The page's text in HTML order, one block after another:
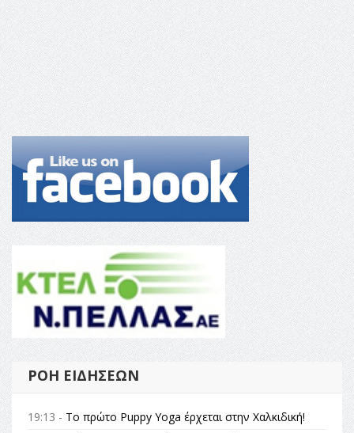
ΡΟΉ ΕΙΔΉΣΕΩΝ
19:13 - Το πρώτο Puppy Yoga έρχεται στην Χαλκιδική!